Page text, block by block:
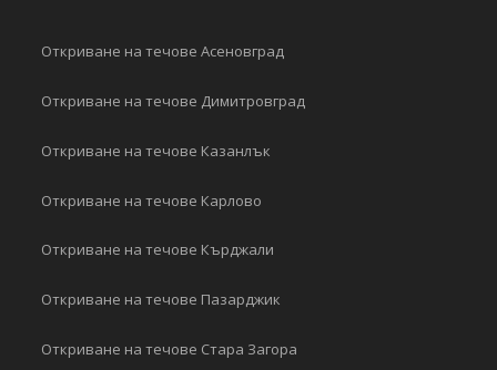
Откриване на течове Асеновград
Откриване на течове Димитровград
Откриване на течове Казанлък
Откриване на течове Карлово
Откриване на течове Кърджали
Откриване на течове Пазарджик
Откриване на течове Стара Загора